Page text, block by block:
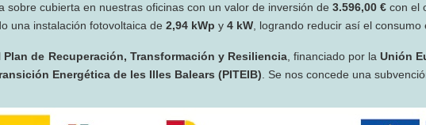
sobre cubierta en nuestras oficinas con un valor de inversión de 3.596,00 € con el
una instalación fotovoltaica de 2,94 kWp y 4 kW, logrando reducir así el consumo
Plan de Recuperación, Transformación y Resiliencia, financiado por la Unión
Energética de les Illes Balears (PITEIB). Se nos concede una